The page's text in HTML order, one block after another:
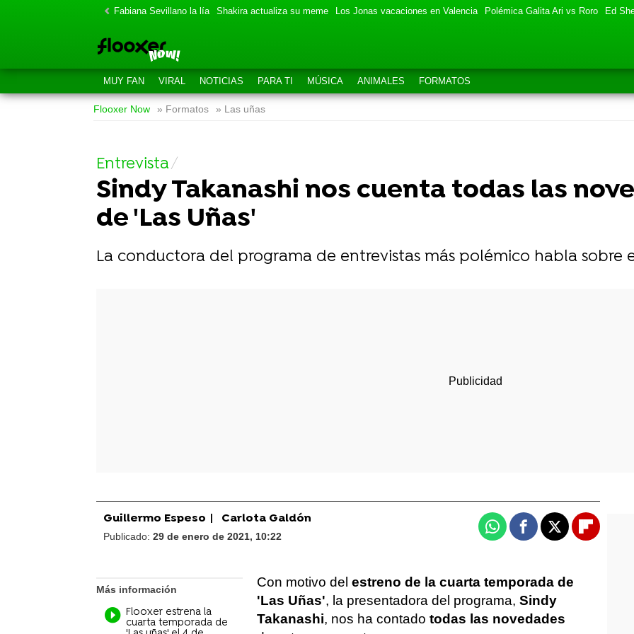
Fabiana Sevillano la lía Shakira actualiza su meme Los Jonas vacaciones en Valencia Polémica Galita Ari vs Roro Ed
MUY FAN VIRAL NOTICIAS PARA TI MÚSICA ANIMALES FORMATOS
Flooxer Now » Formatos » Las uñas
Entrevista
Sindy Takanashi nos cuenta todas las
de 'Las Uñas'
La conductora del programa de entrevistas más polémico habla sobre
Guillermo Espeso Carlota Galdón
Publicado: 29 de enero de 2021, 10:22 WhatsappFacebook
X
Más información
Flooxer estrena la
cuarta temporada de
Con motivo del estreno de la cuarta temporada de
'Las Uñas', la presentadora del programa, Sindy
Takanashi, nos ha contado todas las novedades